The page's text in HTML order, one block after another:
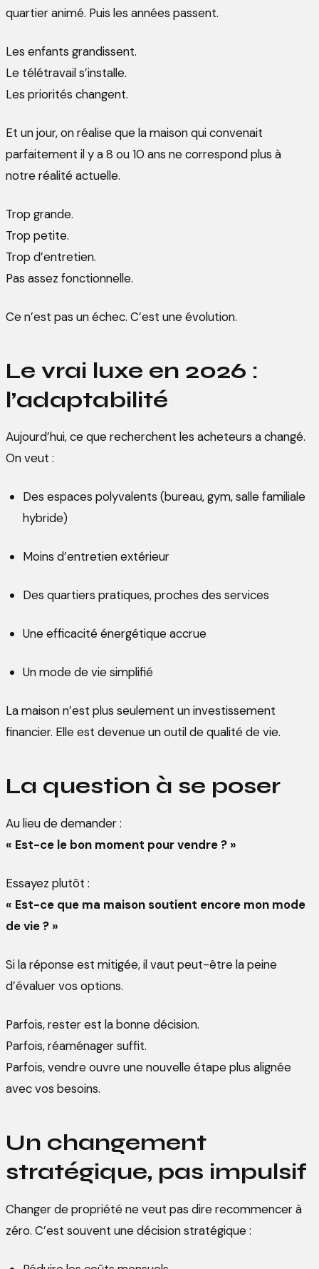
quartier animé. Puis les années passent.
Les enfants grandissent.
Le télétravail s’installe.
Les priorités changent.
Et un jour, on réalise que la maison qui convenait
parfaitement il y a 8 ou 10 ans ne correspond plus à
notre réalité actuelle.
Trop grande.
Trop petite.
Trop d’entretien.
Pas assez fonctionnelle.
Ce n’est pas un échec. C’est une évolution.
Le vrai luxe en 2026 :
l’adaptabilité
Aujourd’hui, ce que recherchent les acheteurs a changé.
On veut :
Des espaces polyvalents (bureau, gym, salle familiale
hybride)
Moins d’entretien extérieur
Des quartiers pratiques, proches des services
Une efficacité énergétique accrue
Un mode de vie simplifié
La maison n’est plus seulement un investissement
financier. Elle est devenue un outil de qualité de vie.
La question à se poser
Au lieu de demander :
« Est-ce le bon moment pour vendre ? »
Essayez plutôt :
« Est-ce que ma maison soutient encore mon mode
de vie ? »
Si la réponse est mitigée, il vaut peut-être la peine
d’évaluer vos options.
Parfois, rester est la bonne décision.
Parfois, réaménager suffit.
Parfois, vendre ouvre une nouvelle étape plus alignée
avec vos besoins.
Un changement
stratégique, pas impulsif
Changer de propriété ne veut pas dire recommencer à
zéro. C’est souvent une décision stratégique :